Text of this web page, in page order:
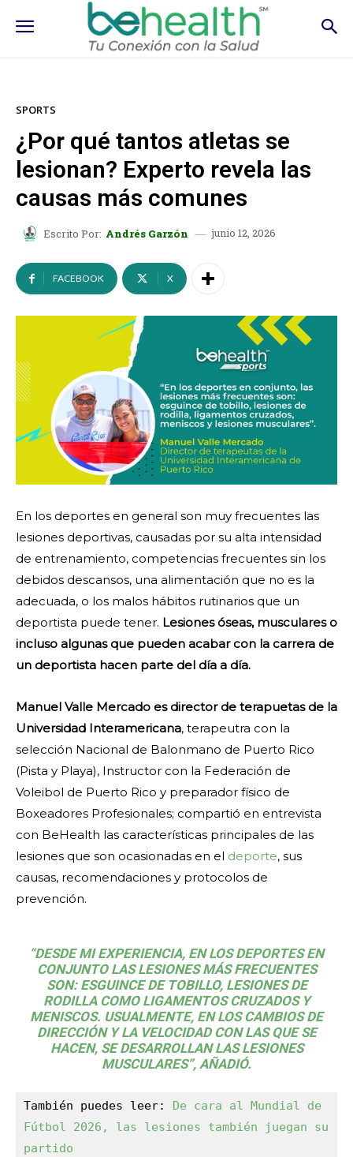
SPORTS
¿Por qué tantos atletas se
lesionan? Experto revela las
causas más comunes
Escrito Por: Andrés Garzón junio 12, 2026
FACEBOOK X
En los deportes en general son muy frecuentes las
lesiones deportivas, causadas por su alta intensidad
de entrenamiento, competencias frecuentes sin los
debidos descansos, una alimentación que no es la
adecuada, o los malos hábitos rutinarios que un
deportista puede tener. Lesiones óseas, musculares o
incluso algunas que pueden acabar con la carrera de
un deportista hacen parte del día a día.
Manuel Valle Mercado es director de terapuetas de la
Universidad Interamericana, terapeutra con la
selección Nacional de Balonmano de Puerto Rico
(Pista y Playa), Instructor con la Federación de
Voleibol de Puerto Rico y preparador físico de
Boxeadores Profesionales; compartió en entrevista
con BeHealth las características principales de las
lesiones que son ocasionadas en el deporte, sus
causas, recomendaciones y protocolos de
prevención.
“DESDE MI EXPERIENCIA, EN LOS DEPORTES EN
CONJUNTO LAS LESIONES MÁS FRECUENTES
SON: ESGUINCE DE TOBILLO, LESIONES DE
RODILLA COMO LIGAMENTOS CRUZADOS Y
MENISCOS. USUALMENTE, EN LOS CAMBIOS DE
DIRECCIÓN Y LA VELOCIDAD CON LAS QUE SE
HACEN, SE DESARROLLAN LAS LESIONES
MUSCULARES”, AÑADIÓ.
También puedes leer: De cara al Mundial de
Fútbol 2026, las lesiones también juegan su
partido